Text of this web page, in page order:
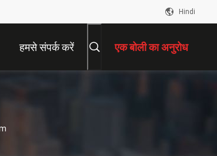
Hindi
हमसे संपर्क करें एक बोली का अनुरोध